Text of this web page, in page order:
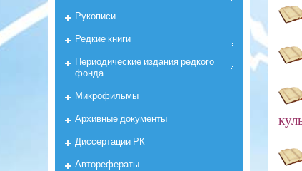
Рукописи
Редкие книги
Периодические издания редкого
фонда
Микрофильмы
Архивные документы
Диссертации РК
Авторефераты